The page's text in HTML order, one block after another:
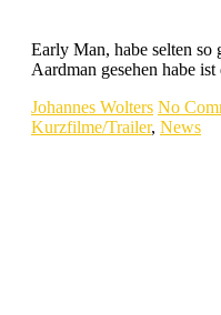
Early Man, habe selten so
Aardman gesehen habe
Johannes Wolters No
Kurzfilme/Trailer, News